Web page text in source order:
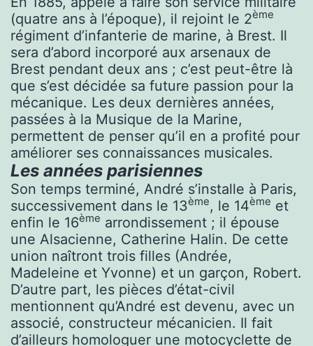
(quatre ans à l’époque), il rejoint le 2ème
régiment d’infanterie de marine, à Brest. Il
sera d’abord incorporé aux arsenaux de
Brest pendant deux ans ; c’est peut-être là
que s’est décidée sa future passion pour la
mécanique. Les deux dernières années,
passées à la Musique de la Marine,
permettent de penser qu’il en a profité pour
améliorer ses connaissances musicales.
Les années parisiennes
Son temps terminé, André s’installe à Paris,
successivement dans le 13ème, le 14ème et
enfin le 16ème arrondissement ; il épouse
une Alsacienne, Catherine Halin. De cette
union naîtront trois filles (Andrée,
Madeleine et Yvonne) et un garçon, Robert.
D’autre part, les pièces d’état-civil
mentionnent qu’André est devenu, avec un
associé, constructeur mécanicien. Il fait
d’ailleurs homologuer une motocyclette de